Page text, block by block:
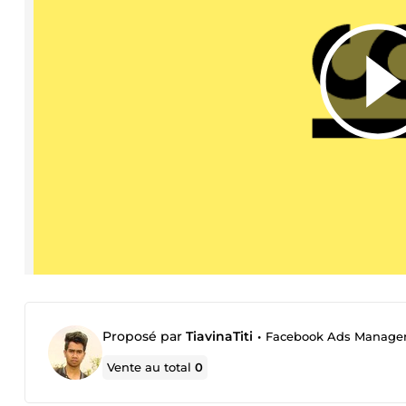
Proposé par TiavinaTiti • Facebook Ads
Vente au total0